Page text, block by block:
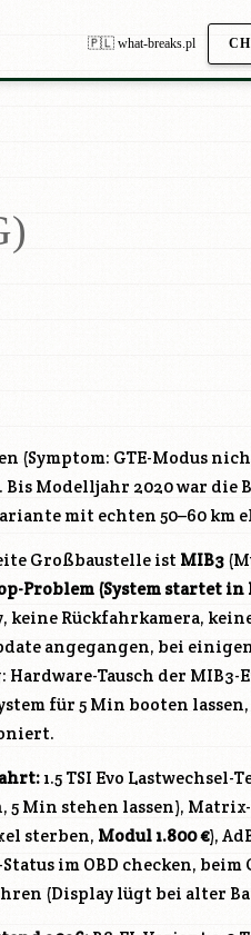
🇵🇱 what-breaks.pl
(Symptom: GTE-Modus
Bis Modelljahr 2020 war die
mit echten 50–60 km
Großbaustelle ist MIB3
Problem (System startet
keine Rückfahrkamera,
angegangen, bei
Hardware-Tausch der MIB3-
für 5 Min booten
1.5 TSI Evo Lastwechsel-
5 Min stehen lassen),
sterben, Modul 1.800 €),
Status im OBD checken,
(Display lügt bei alter